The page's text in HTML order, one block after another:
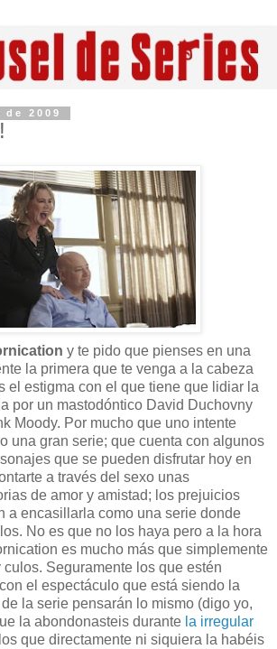
2009
y te pido que pienses en una
la primera que te venga a la cabeza
el estigma con el que tiene que lidiar la
por un mastodóntico David Duchovny
Moody. Por mucho que uno intente
una gran serie; que cuenta con algunos
que se pueden disfrutar hoy en
a través del sexo unas
de amor y amistad; los prejuicios
a encasillarla como una serie donde
No es que no los haya pero a la hora
es mucho más que simplemente
culos. Seguramente los que estén
el espectáculo que está siendo la
la serie pensarán lo mismo (digo yo,
la abondonasteis durante la irregular
que directamente ni siquiera la habéis